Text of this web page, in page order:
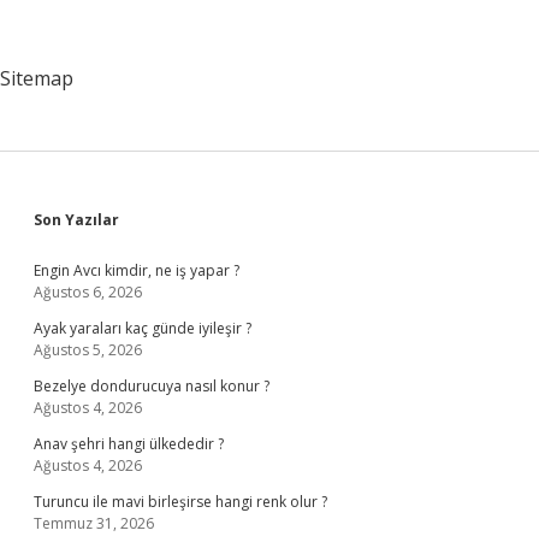
Sitemap
Sidebar
Son Yazılar
Engin Avcı kimdir, ne iş yapar ?
Ağustos 6, 2026
Ayak yaraları kaç günde iyileşir ?
Ağustos 5, 2026
Bezelye dondurucuya nasıl konur ?
Ağustos 4, 2026
Anav şehri hangi ülkededir ?
Ağustos 4, 2026
Turuncu ile mavi birleşirse hangi renk olur ?
Temmuz 31, 2026